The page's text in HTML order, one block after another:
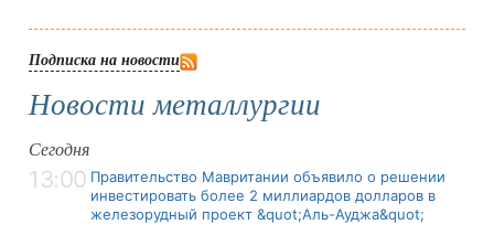
Подписка на новости
Новости металлургии
Сегодня
13:00 Правительство Мавритании объявило о решении
инвестировать более 2 миллиардов долларов в
железорудный проект &quot;Аль-Ауджа&quot;